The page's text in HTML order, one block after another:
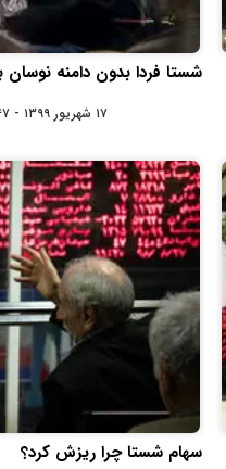
شستا فردا بدون دامنه
۱۷ شهریور ۱۳۹۹ - ۱۴:۴۷
سهام شستا چرا ریزش کرد؟